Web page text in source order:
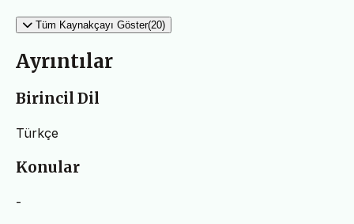
Tüm Kaynakçayı Göster(20)
Ayrıntılar
Birincil Dil
Türkçe
Konular
-